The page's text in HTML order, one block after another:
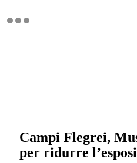
Campi Flegrei,
per ridurre